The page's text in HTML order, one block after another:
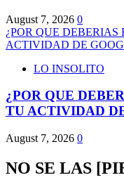
August 7, 2026 0
¿POR QUE
ACTIVIDAD DE
LO INSOLITO
¿POR QUE
TU ACTIVIDAD
August 7, 2026 0
NO SE LAS